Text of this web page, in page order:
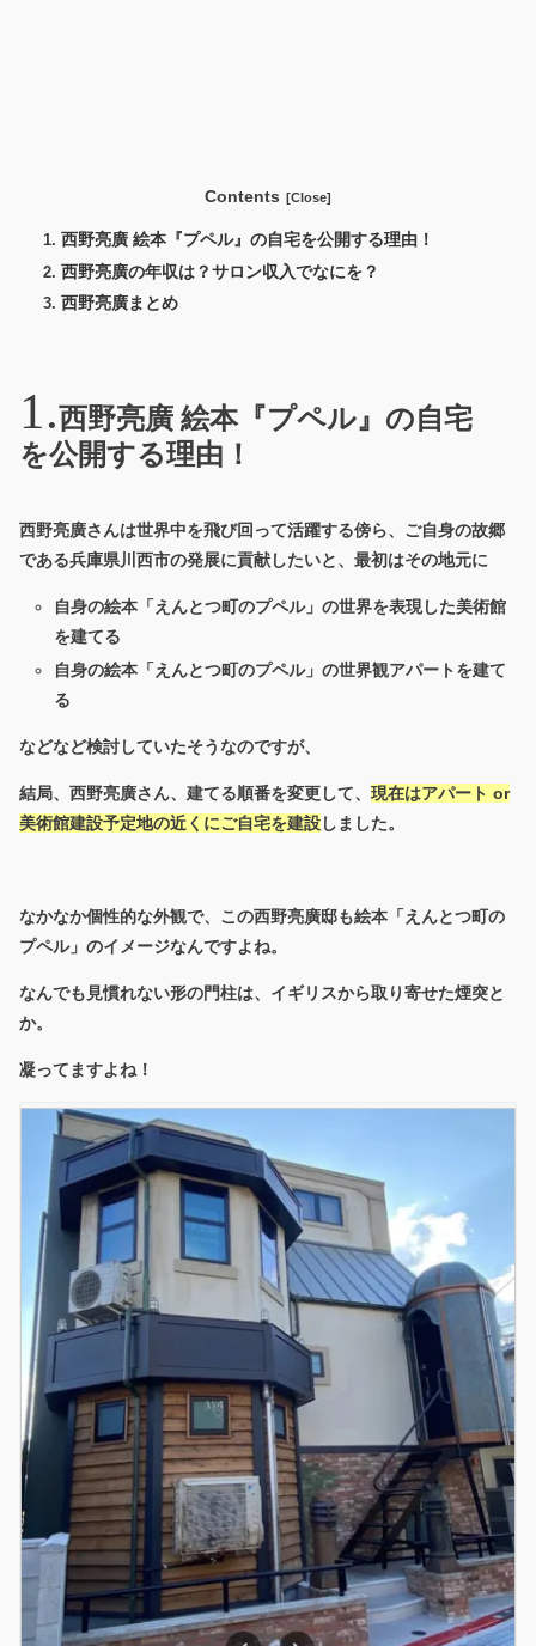
Contents
西野亮廣 絵本『プペル』の自宅を公開する理由！
西野亮廣の年収は？サロン収入でなにを？
西野亮廣まとめ
西野亮廣 絵本『プペル』の自宅
を公開する理由！
西野亮廣さんは世界中を飛び回って活躍する傍ら、ご自身の故郷
である兵庫県川西市の発展に貢献したいと、最初はその地元に
自身の絵本「えんとつ町のプペル」の世界を表現した美術館
を建てる
自身の絵本「えんとつ町のプペル」の世界観アパートを建て
る
などなど検討していたそうなのですが、
結局、西野亮廣さん、建てる順番を変更して、 現在はアパート or
美術館建設予定地の近くにご自宅を建設しました。
なかなか個性的な外観で、この西野亮廣邸も絵本「えんとつ町の
プペル」のイメージなんですよね。
なんでも見慣れない形の門柱は、イギリスから取り寄せた煙突と
か。
凝ってますよね！